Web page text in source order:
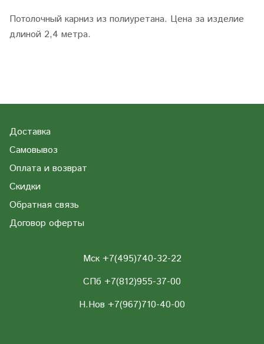
Потолочный карниз из полиуретана. Цена за изделие
длиной 2,4 метра.
Доставка
Самовывоз
Оплата и возврат
Скидки
Обратная связь
Договор оферты
Мск +7(495)740-32-22
СПб +7(812)955-37-00
Н.Нов +7(967)710-40-00